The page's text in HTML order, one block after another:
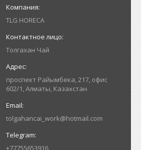
TLG HORECA
Толгахан Чай
проспект Райымбека, 217, офис
602/1, Алматы, Казахстан
tolgahancai_work@hotmail.com
+77755653916